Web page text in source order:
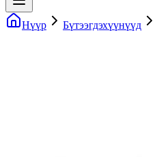
Нүүр Бүтээгдэхүүнүүд